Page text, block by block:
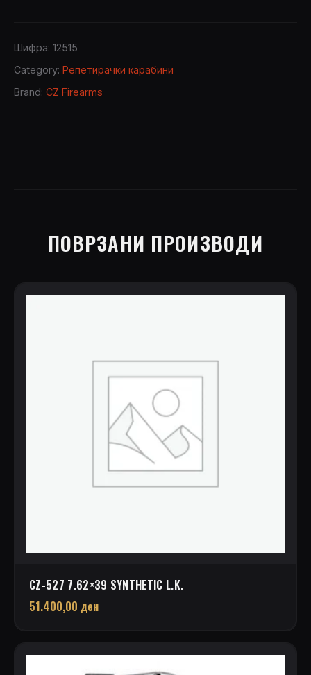
22LR
so
10
Шифра: 12515
Category: Репетирачки карабини
Brand: CZ Firearms
ПОВРЗАНИ ПРОИЗВОДИ
CZ-527 7.62×39 SYNTHETIC L.K.
51.400,00 ден